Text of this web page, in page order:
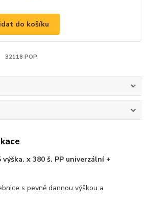
do košíku
32118 POP
x 380 š. PP univerzální +
s pevně dannou výškou a